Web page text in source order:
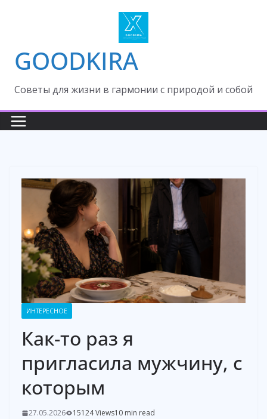
GOODKIRA
Cоветы для жизни в гармонии с природой и собой
ИНТЕРЕСНОЕ
Как-то раз я
пригласила мужчину, с
которым
27.05.2026 15124 Views10 min read